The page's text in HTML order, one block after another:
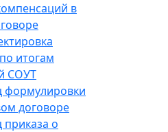
в
итогам
СОУТ
формулировки
договоре
о